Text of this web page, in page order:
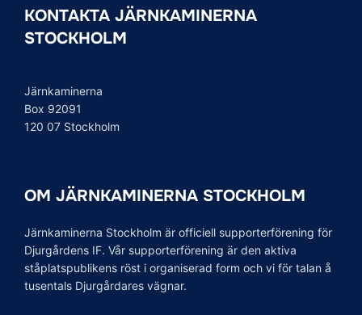
KONTAKTA JÄRNKAMINERNA
STOCKHOLM
Järnkaminerna
Box 92091
120 07 Stockholm
OM JÄRNKAMINERNA STOCKHOLM
Järnkaminerna Stockholm är officiell supporterförening för
Djurgårdens IF. Vår supporterförening är den aktiva
ståplatspublikens röst i organiserad form och vi för talan å
tusentals Djurgårdares vägnar.